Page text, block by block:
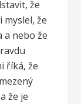
že
myslel, že
a nebo že
říká, že
že je